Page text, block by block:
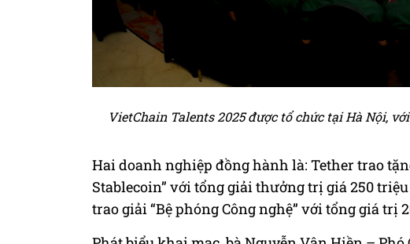
VietChain Talents 2025 được tổ chức tại Hà Nội,
Hai doanh nghiệp đồng hành là: Tether trao
Stablecoin” với tổng giải thưởng trị giá 250
trao giải “Bệ phóng Công nghệ” với tổng giá trị